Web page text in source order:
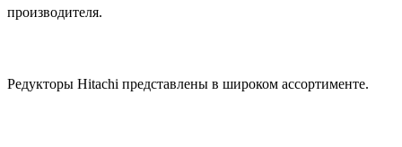
производителя.
Редукторы Hitachi представлены в широком ассортименте.